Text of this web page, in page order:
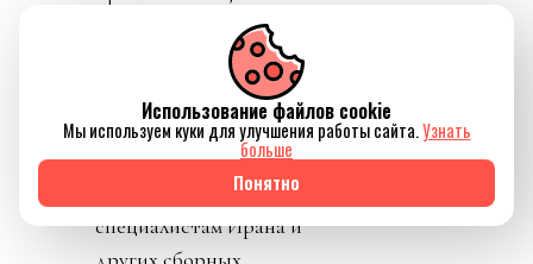
все были рады и
«Газлайтинг»). Даже
сборная Иран получила
и визы, и доброе
отношение (напомню,
специалистам Ирана и
Использование файлов cookie
Мы используем куки для улучшения работы сайта.Узнать
больше
Понятно